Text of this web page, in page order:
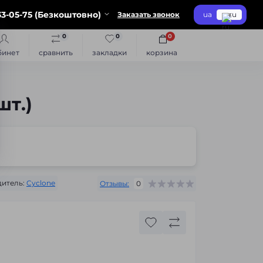
05-75 (Безкоштовно) Заказать звонок ua ru
сравнить
0
закладки
0
корзина
0
Cyclone Отзывы: 0